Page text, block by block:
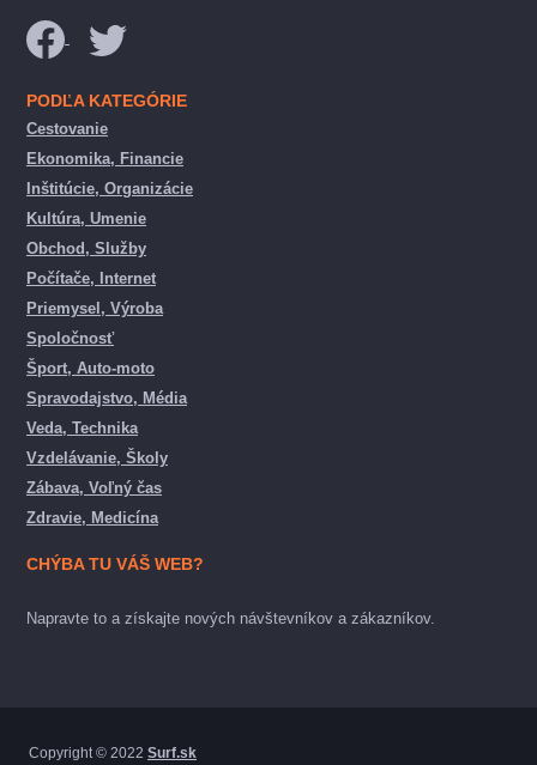
PODĽA KATEGÓRIE
Cestovanie
Ekonomika, Financie
Inštitúcie, Organizácie
Kultúra, Umenie
Obchod, Služby
Počítače, Internet
Priemysel, Výroba
Spoločnosť
Šport, Auto-moto
Spravodajstvo, Média
Veda, Technika
Vzdelávanie, Školy
Zábava, Voľný čas
Zdravie, Medicína
CHÝBA TU VÁŠ WEB?
Napravte to a získajte nových návštevníkov a zákazníkov.
Copyright © 2022 Surf.sk